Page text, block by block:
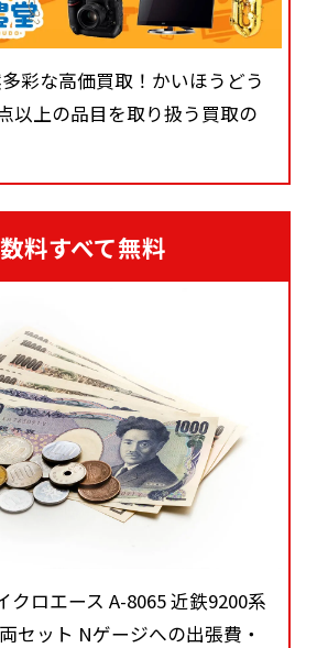
彩な高価買取！かいほうどう
以上の品目を取り扱う買取の
料すべて無料
クロエース A-8065 近鉄9200系
セット Nゲージへの出張費・